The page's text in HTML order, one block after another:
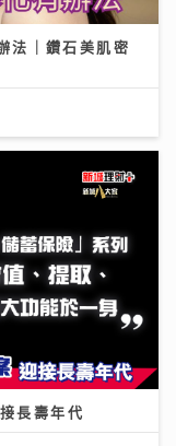
法｜鑽石美肌密
長壽年代